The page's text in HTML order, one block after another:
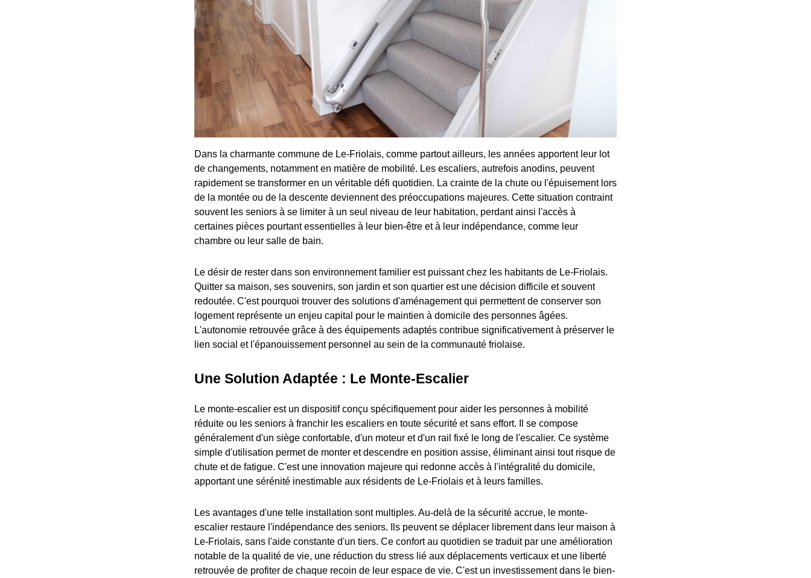
Dans la charmante commune de Le-Friolais, comme partout ailleurs, les années apportent leur lot
de changements, notamment en matière de mobilité. Les escaliers, autrefois anodins, peuvent
rapidement se transformer en un véritable défi quotidien. La crainte de la chute ou l'épuisement lors
de la montée ou de la descente deviennent des préoccupations majeures. Cette situation contraint
souvent les seniors à se limiter à un seul niveau de leur habitation, perdant ainsi l'accès à
certaines pièces pourtant essentielles à leur bien-être et à leur indépendance, comme leur
chambre ou leur salle de bain.
Le désir de rester dans son environnement familier est puissant chez les habitants de Le-Friolais.
Quitter sa maison, ses souvenirs, son jardin et son quartier est une décision difficile et souvent
redoutée. C'est pourquoi trouver des solutions d'aménagement qui permettent de conserver son
logement représente un enjeu capital pour le maintien à domicile des personnes âgées.
L'autonomie retrouvée grâce à des équipements adaptés contribue significativement à préserver le
lien social et l'épanouissement personnel au sein de la communauté friolaise.
Une Solution Adaptée : Le Monte-Escalier
Le monte-escalier est un dispositif conçu spécifiquement pour aider les personnes à mobilité
réduite ou les seniors à franchir les escaliers en toute sécurité et sans effort. Il se compose
généralement d'un siège confortable, d'un moteur et d'un rail fixé le long de l'escalier. Ce système
simple d'utilisation permet de monter et descendre en position assise, éliminant ainsi tout risque de
chute et de fatigue. C'est une innovation majeure qui redonne accès à l'intégralité du domicile,
apportant une sérénité inestimable aux résidents de Le-Friolais et à leurs familles.
Les avantages d'une telle installation sont multiples. Au-delà de la sécurité accrue, le monte-
escalier restaure l'indépendance des seniors. Ils peuvent se déplacer librement dans leur maison à
Le-Friolais, sans l'aide constante d'un tiers. Ce confort au quotidien se traduit par une amélioration
notable de la qualité de vie, une réduction du stress lié aux déplacements verticaux et une liberté
retrouvée de profiter de chaque recoin de leur espace de vie. C'est un investissement dans le bien-